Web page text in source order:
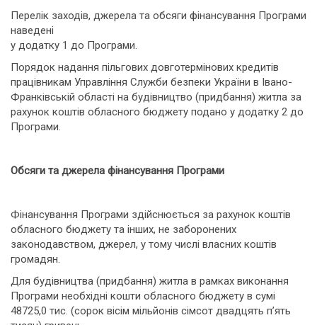
Перелік заходів, джерела та обсяги фінансування Програми
наведені
у додатку 1 до Програми.
Порядок надання пільгових довготермінових кредитів
працівникам Управління Служби безпеки України в Івано-
Франківській області на будівництво (придбання) житла за
рахунок коштів обласного бюджету подано у додатку 2 до
Програми.
Обсяги та джерела фінансування Програми
Фінансування Програми здійснюється за рахунок коштів
обласного бюджету та інших, не заборонених
законодавством, джерел, у тому числі власних коштів
громадян.
Для будівництва (придбання) житла в рамках виконання
Програми необхідні кошти обласного бюджету в сумі
48725,0 тис. (сорок вісім мільйонів сімсот двадцять п’ять